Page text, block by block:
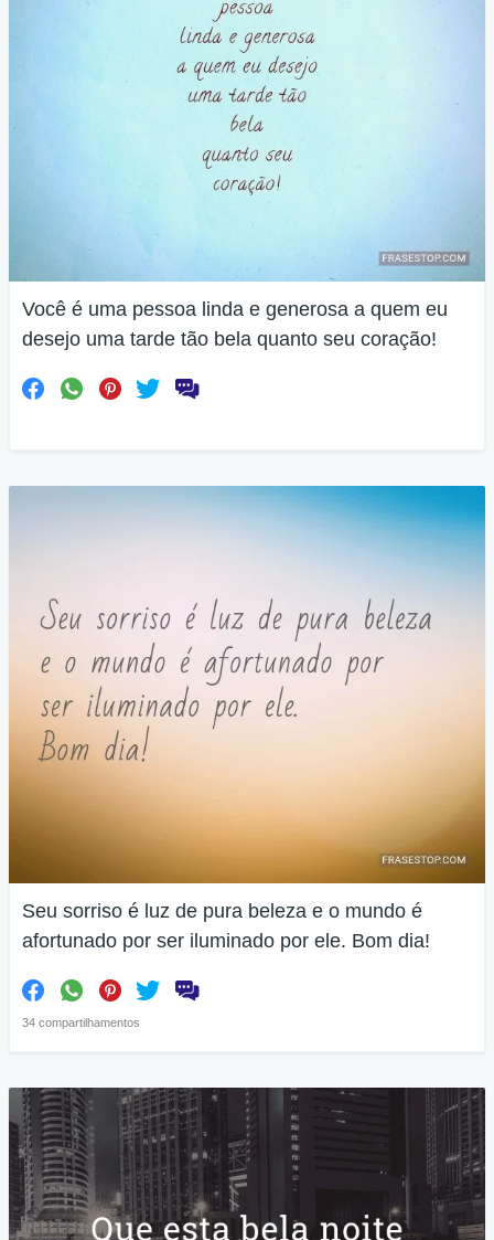
Você é uma pessoa linda e generosa a quem eu
desejo uma tarde tão bela quanto seu coração!
Seu sorriso é luz de pura beleza e o mundo é
afortunado por ser iluminado por ele. Bom dia!
34 compartilhamentos